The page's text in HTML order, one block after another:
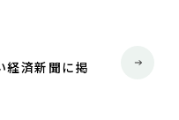
経済新聞に掲